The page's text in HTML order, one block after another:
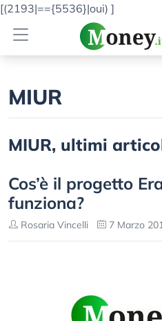
[(2193|=={5536}|oui) ]
MIUR
MIUR, ultimi
Cos’è il progetto
funziona?
Rosaria Vincelli 7 Marzo